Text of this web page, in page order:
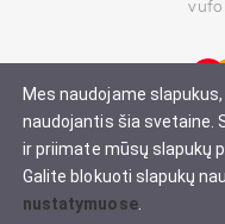
Privatumo
Mes naudojame
naudojantis šia svetaine.
ir priimate mūsų slapukų
Galite blokuoti slapukų
nustatymuose.